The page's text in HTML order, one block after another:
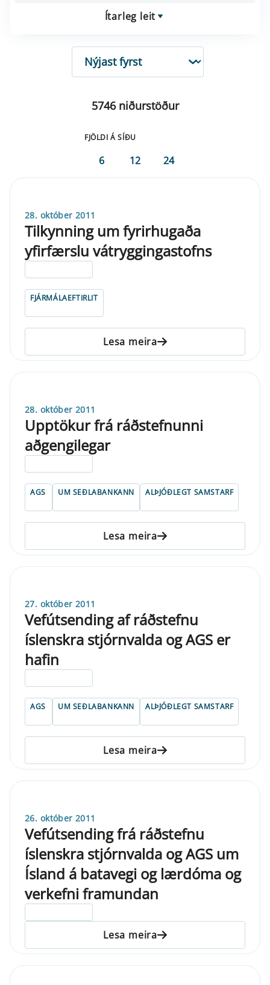
Ítarleg leit
RÖÐUN
5746 niðurstöður
FJÖLDI Á SÍÐU
6 12 24
28. október 2011
Tilkynning um fyrirhugaða
yfirfærslu vátryggingastofns
FJÁRMÁLAEFTIRLIT
Lesa meira
28. október 2011
Upptökur frá ráðstefnunni
aðgengilegar
AGS UM SEÐLABANKANN ALÞJÓÐLEGT SAMSTARF
Lesa meira
27. október 2011
Vefútsending af ráðstefnu
íslenskra stjórnvalda og AGS er
hafin
AGS UM SEÐLABANKANN ALÞJÓÐLEGT SAMSTARF
Lesa meira
26. október 2011
Vefútsending frá ráðstefnu
íslenskra stjórnvalda og AGS um
Ísland á batavegi og lærdóma og
verkefni framundan
Lesa meira